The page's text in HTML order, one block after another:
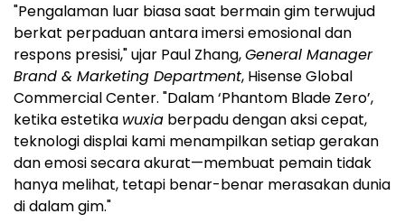
"Pengalaman luar biasa saat bermain gim terwujud
berkat perpaduan antara imersi emosional dan
respons presisi," ujar Paul Zhang,General Manager
Brand & Marketing Department, Hisense Global
Commercial Center. "Dalam ‘Phantom Blade Zero’,
ketika estetika wuxia berpadu dengan aksi cepat,
teknologi displai kami menampilkan setiap gerakan
dan emosi secara akurat—membuat pemain tidak
hanya melihat, tetapi benar-benar merasakan dunia
di dalam gim."